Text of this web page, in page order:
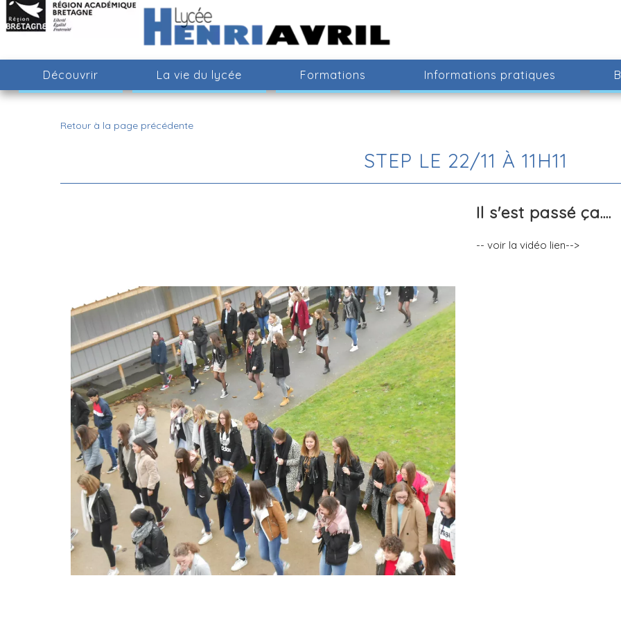
Découvrir La vie du lycée Formations Informations pratiques
Retour à la page précédente
STEP LE 22/11 À 11H11
Il s'est passé ça....
-- voir la vidéo lien-->